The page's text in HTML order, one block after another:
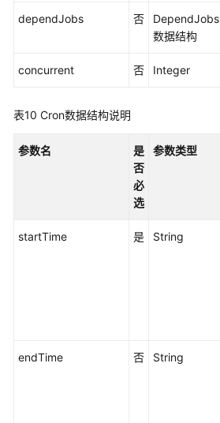
dependJobs 否
DependJobs
数据结构
concurrent 否 Integer
表10 Cron数据结构说明
参数名
是
否
必
选
参数类型
startTime 是 String
endTime 否 String